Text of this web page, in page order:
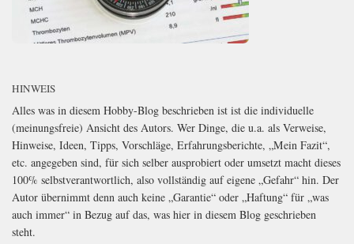
HINWEIS
Alles was in diesem Hobby-Blog beschrieben ist ist die individuelle
(meinungsfreie) Ansicht des Autors. Wer Dinge, die u.a. als Verweise,
Hinweise, Ideen, Tipps, Vorschläge, Erfahrungsberichte, „Mein Fazit“,
etc. angegeben sind, für sich selber ausprobiert oder umsetzt macht dieses
100% selbstverantwortlich, also vollständig auf eigene „Gefahr“ hin. Der
Autor übernimmt denn auch keine „Garantie“ oder „Haftung“ für „was
auch immer“ in Bezug auf das, was hier in diesem Blog geschrieben
steht.